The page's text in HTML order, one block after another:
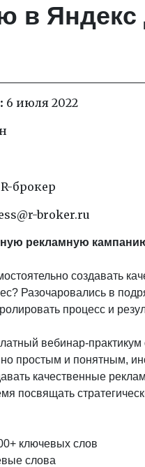
в Яндекс
6 июля 2022
R-брокер
broker.ru
рекламную
создавать
Разочаровались в
процесс и
вебинар-практикум
простым и понятным,
качественные
посвящать
ключевых слов
слова